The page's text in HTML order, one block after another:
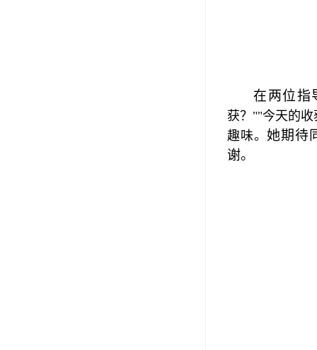
在两位指
获？ ""今天的收
趣味。 她期待
谢。